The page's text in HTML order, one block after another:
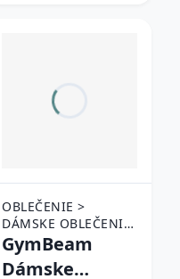
OBLEČENIE >
DÁMSKE OBLEČENIE
> TEPLÁKY A
NOHAVICE
GymBeam
Dámske